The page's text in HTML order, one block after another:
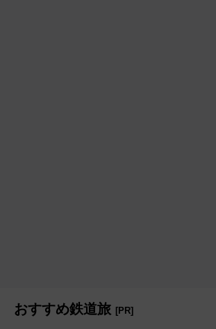
おすすめ鉄道旅 [PR]